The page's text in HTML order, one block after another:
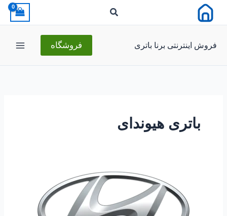
فروش اینترنتی برنا باتری فروشگاه
باتری هیوندای